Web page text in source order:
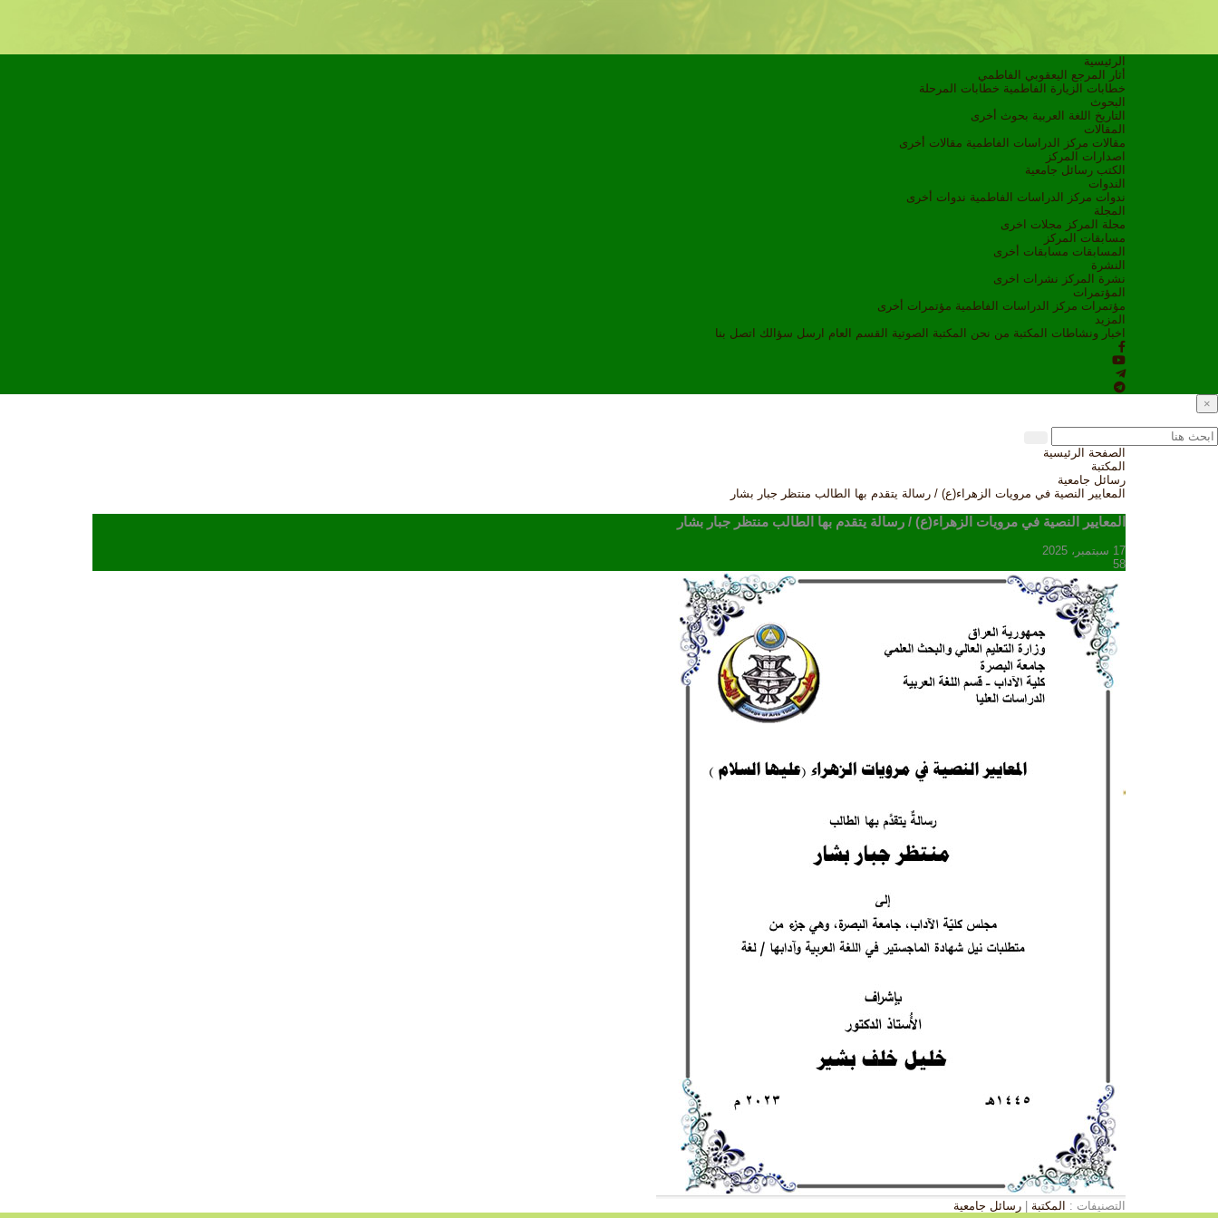
الرئيسية
أثار المرجع اليعقوبي الفاطمي
خطابات الزيارة الفاطمية خطابات المرحلة
البحوث
التاريخ
اللغة العربية بحوث أخرى
المقالات
مقالات مركز الدراسات الفاطمية مقالات أخرى
اصدارات المركز
الكتب رسائل جامعية
الندوات
ندوات مركز الدراسات الفاطمية ندوات أخرى
المجلة
مجلة المركز مجلات اخرى
مسابقات المركز
المسابقات مسابقات أخرى
النشرة
نشرة المركز نشرات اخرى
المؤتمرات
مؤتمرات مركز الدراسات الفاطمية مؤتمرات أخرى
المزيد
اخبار ونشاطات
المكتبة من نحن المكتبة الصوتية القسم العام ارسل سؤالك اتصل بنا
×
الصفحة الرئيسية
المكتبة
رسائل جامعية
المعايير النصية في مرويات الزهراء(ع) / رسالة يتقدم بها الطالب منتظر جبار بشار
المعايير النصية في مرويات الزهراء(ع) / رسالة يتقدم بها الطالب منتظر جبار بشار
17 سبتمبر، 2025
58
التصنيفات : المكتبة رسائل جامعية